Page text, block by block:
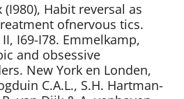
(I980), Habit reversal as
ofnervous tics.
I69-I78. Emmelkamp,
and obsessive
New York en Londen,
C.A.L., S.H. Hartman-